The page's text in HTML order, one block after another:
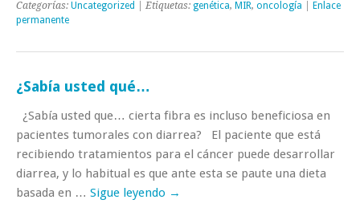
Categorías: Uncategorized | Etiquetas: genética, MIR, oncología
Enlace
permanente
¿Sabía usted qué…
¿Sabía usted que… cierta fibra es incluso beneficiosa en
pacientes tumorales con diarrea? El paciente que está
recibiendo tratamientos para el cáncer puede desarrollar
diarrea, y lo habitual es que ante esta se paute una dieta
basada en … Sigue leyendo →